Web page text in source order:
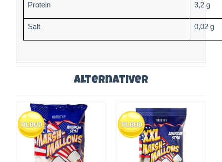
Protein 3,2 g
Salt 0,02 g
Alternativer